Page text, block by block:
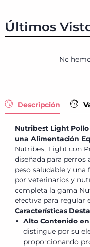
Últimos
No
Descripción
Nutribest Light Pollo
una Alimentación
Nutribest Light con
diseñada para
peso saludable y
por veterinarios y
completa la gama
efectiva para regular
Características
Alto Contenido en
distingue por su
proporcionando